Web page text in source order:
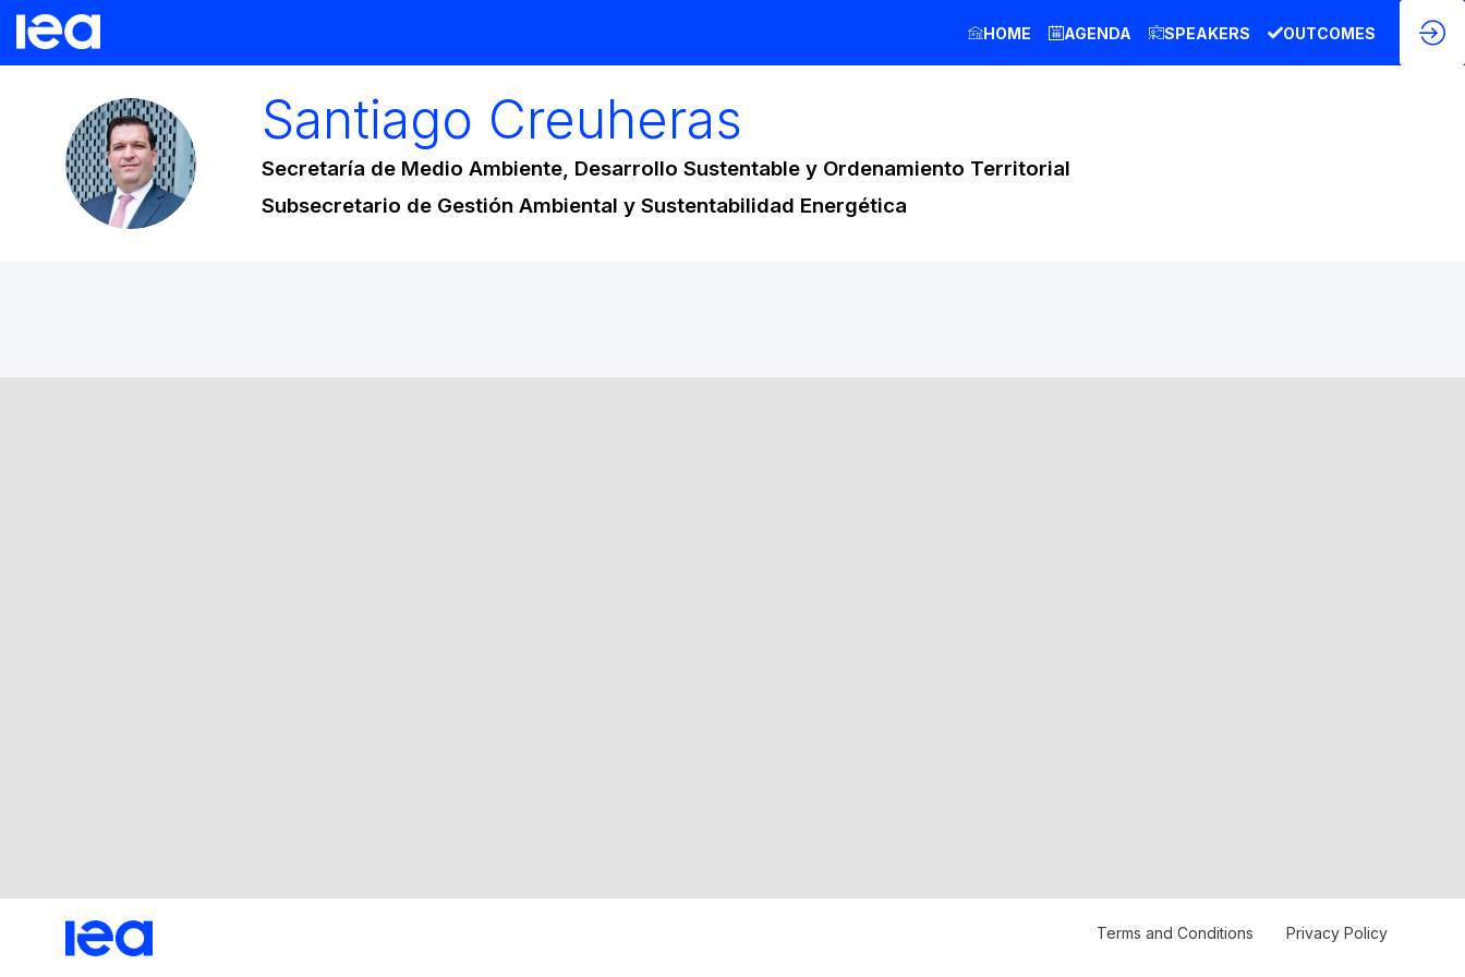
HOME AGENDA SPEAKERS OUTCOMES
SC
Santiago Creuheras
Secretaría de Medio Ambiente, Desarrollo Sustentable y Ordenamiento Territorial
Subsecretario de Gestión Ambiental y Sustentabilidad Energética
Terms and Conditions Privacy Policy